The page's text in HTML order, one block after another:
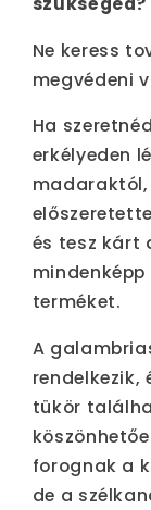
Ne keress
megvédeni
Ha
erkélyeden
és tesz kárt
mindenképp
terméket.
A
tükör
forognak a
de a